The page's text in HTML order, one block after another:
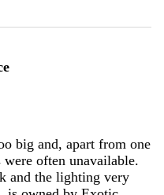
big and, apart from one
often unavailable.
and the lighting very